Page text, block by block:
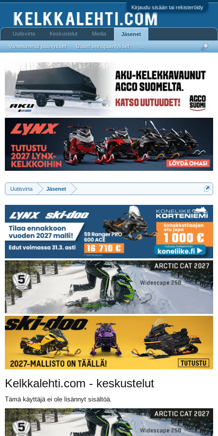
Kirjaudu sisään tai rekisteröidy
Uutisvirta Jäsenet
Kelkkalehti.com - keskustelut
Tämä käyttäjä ei ole lisännyt sisältöä.
Uutisvirta Keskustelut Media Jäsenet
Viimeisimmät päivitykset Uudet seinäpäivitykset